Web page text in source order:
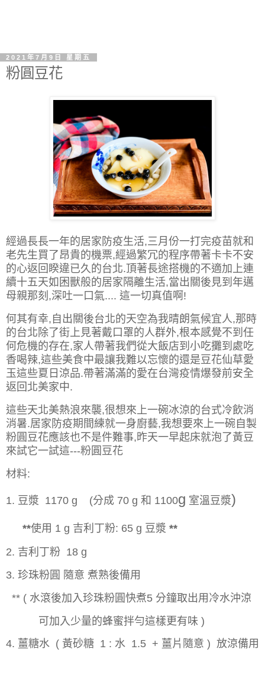
2021年7月9日 星期五
粉圓豆花
經過長長一年的居家防疫生活,三月份一打完疫苗就和
老先生買了昂貴的機票,經過繁冗的程序帶著卡卡不安
的心返回睽違已久的台北.頂著長途搭機的不適加上連
續十五天如困獸般的居家隔離生活,當出關後見到年邁
母親那刻,深吐一口氣.... 這一切真值啊!
何其有幸,自出關後台北的天空為我晴朗氣候宜人,那時
的台北除了街上見著戴口罩的人群外,根本感覺不到任
何危機的存在,家人帶著我們從大飯店到小吃攤到處吃
香喝辣,這些美食中最讓我難以忘懷的還是豆花仙草愛
玉這些夏日涼品.帶著滿滿的愛在台灣疫情爆發前安全
返回北美家中.
這些天北美熱浪來襲,很想來上一碗冰涼的台式冷飲消
消暑.居家防疫期間練就一身廚藝,我想要來上一碗自製
粉圓豆花應該也不是件難事,昨天一早起床就泡了黃豆
來試它一試這---粉圓豆花
材料:
1. 豆漿 1170 g (分成 70 g 和 1100g 室溫豆漿)
**使用 1 g 吉利丁粉: 65 g 豆漿 **
2. 吉利丁粉 18 g
3. 珍珠粉圓 隨意 煮熟後備用
** ( 水滾後加入珍珠粉圓快煮5 分鐘取出用冷水沖涼
可加入少量的蜂蜜拌勻這樣更有味 )
4. 薑糖水 ( 黃砂糖 1 : 水 1.5 + 薑片隨意 ) 放涼備用